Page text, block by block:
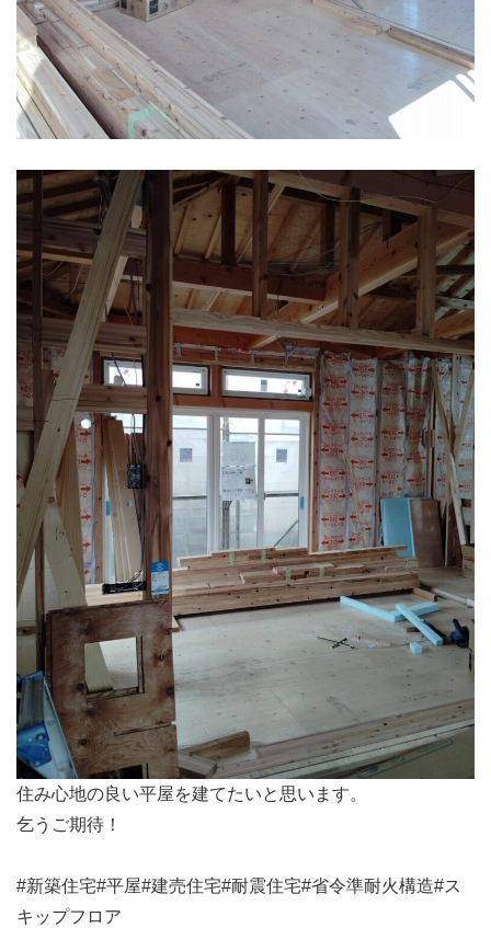
住み心地の良い平屋を建てたいと思います。
乞うご期待！
#新築住宅#平屋#建売住宅#耐震住宅#省令準耐火構造#ス
キップフロア